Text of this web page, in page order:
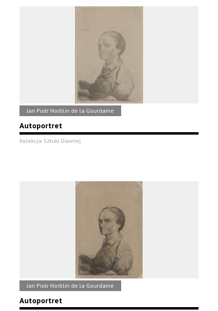
Jan Piotr Norblin de la Gourdaine
Autoportret
Kolekcja Sztuki Dawnej
Jan Piotr Norblin de la Gourdaine
Autoportret